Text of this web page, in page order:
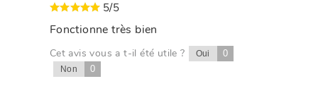
5/5
Fonctionne très bien
Cet avis vous a t-il été utile ? Oui 0
Non 0